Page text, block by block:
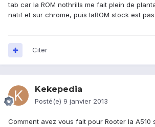
tab car la ROM nothrills me fait plein de
natif et sur chrome, puis laROM stock est
Citer
Kekepedia
Posté(e) 9 janvier 2013
Comment avez vous fait pour Rooter la A510